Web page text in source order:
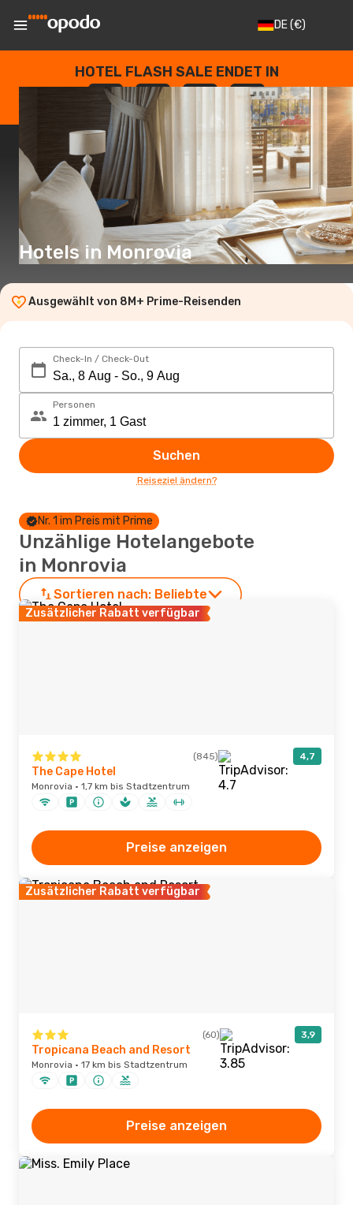
DE(€)
HOTEL FLASH SALE ENDET IN
--
TAGE
: --
STUNDEN
: --
SEKUNDEN
Hotels in Monrovia
Ausgewählt von 8M+ Prime-Reisenden
Check-In / Check-Out
Personen
Suchen
Reiseziel ändern?
Nr. 1 im Preis mit Prime
Unzählige Hotelangebote
in Monrovia
Sortieren nach: Beliebte
Zusätzlicher Rabatt verfügbar
(845) 4,7
The Cape Hotel
Monrovia · 1,7 km bis Stadtzentrum
Preise anzeigen
Zusätzlicher Rabatt verfügbar
(60) 3,9
Tropicana Beach and Resort
Monrovia · 17 km bis Stadtzentrum
Preise anzeigen